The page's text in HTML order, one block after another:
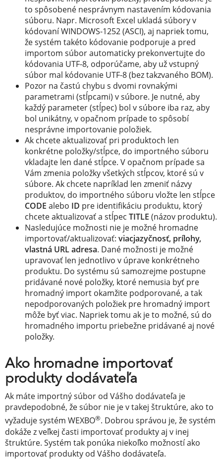
to spôsobené nesprávnym nastavením kódovania
súboru. Napr. Microsoft Excel ukladá súbory v
kódovaní WINDOWS-1252 (ASCI), aj napriek tomu,
že systém takéto kódovanie podporuje a pred
importom súbor automaticky prekonvertujte do
kódovania UTF-8, odporúčame, aby už vstupný
súbor mal kódovanie UTF-8 (bez takzvaného BOM).
Pozor na častú chybu s dvomi rovnakými
parametrami (stĺpcami) v súbore. Je nutné, aby
každý parameter (stĺpec) bol v súbore iba raz, aby
bol unikátny, v opačnom prípade to spôsobí
nesprávne importovanie položiek.
Ak chcete aktualizovať pri produktoch len
konkrétne položky/stĺpce, do importného súboru
vkladajte len dané stĺpce. V opačnom prípade sa
Vám zmenia položky všetkých stĺpcov, ktoré sú v
súbore. Ak chcete napríklad len zmeniť názvy
produktov, do importného súboru vložte len stĺpce
CODE alebo ID pre identifikáciu produktu, ktorý
chcete aktualizovať a stĺpec TITLE (názov produktu).
Nasledujúce možnosti nie je možné hromadne
importovať/aktualizovať: viacjazyčnosť, prílohy,
vlastná URL adresa. Dané možnosti je možné
upravovať len jednotlivo v úprave konkrétneho
produktu. Do systému sú samozrejme postupne
pridávané nové položky, ktoré nemusia byť pre
hromadný import okamžite podporované, a tak
nepodporovaných položiek pre hromadný import
môže byť viac. Napriek tomu ak je to možné, sú do
hromadného importu priebežne pridávané aj nové
položky.
Ako hromadne importovať
produkty dodávateľa
Ak máte importný súbor od Vášho dodávateľa je
pravdepodobné, že súbor nie je v takej štruktúre, ako to
vyžaduje systém WEXBO®. Dobrou správou je, že systém
dokáže z veľkej časti importovať produkty aj v inej
štruktúre. Systém tak ponúka niekoľko možností ako
importovať produkty od Vášho dodávateľa.